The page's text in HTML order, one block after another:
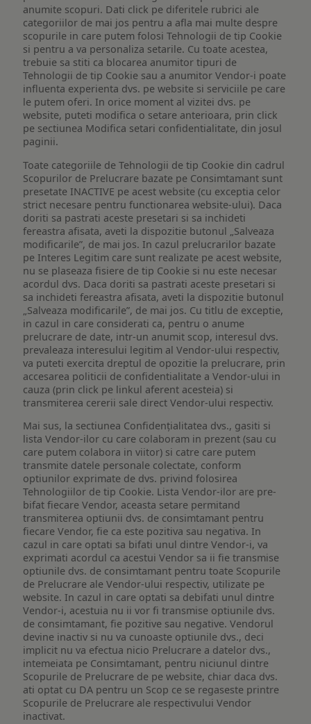
anumite scopuri. Dati click pe diferitele rubrici ale
categoriilor de mai jos pentru a afla mai multe despre
scopurile in care putem folosi Tehnologii de tip Cookie
si pentru a va personaliza setarile. Cu toate acestea,
trebuie sa stiti ca blocarea anumitor tipuri de
Tehnologii de tip Cookie sau a anumitor Vendor-i poate
influenta experienta dvs. pe website si serviciile pe care
le putem oferi. In orice moment al vizitei dvs. pe
website, puteti modifica o setare anterioara, prin click
pe sectiunea Modifica setari confidentialitate, din josul
paginii.
Toate categoriile de Tehnologii de tip Cookie din cadrul
Scopurilor de Prelucrare bazate pe Consimtamant sunt
presetate INACTIVE pe acest website (cu exceptia celor
strict necesare pentru functionarea website-ului). Daca
doriti sa pastrati aceste presetari si sa inchideti
fereastra afisata, aveti la dispozitie butonul „Salveaza
modificarile”, de mai jos. In cazul prelucrarilor bazate
pe Interes Legitim care sunt realizate pe acest website,
nu se plaseaza fisiere de tip Cookie si nu este necesar
acordul dvs. Daca doriti sa pastrati aceste presetari si
sa inchideti fereastra afisata, aveti la dispozitie butonul
„Salveaza modificarile”, de mai jos. Cu titlu de exceptie,
in cazul in care considerati ca, pentru o anume
prelucrare de date, intr-un anumit scop, interesul dvs.
prevaleaza interesului legitim al Vendor-ului respectiv,
va puteti exercita dreptul de opozitie la prelucrare, prin
accesarea politicii de confidentialitate a Vendor-ului in
cauza (prin click pe linkul aferent acesteia) si
transmiterea cererii sale direct Vendor-ului respectiv.
Mai sus, la sectiunea Confidențialitatea dvs., gasiti si
lista Vendor-ilor cu care colaboram in prezent (sau cu
care putem colabora in viitor) si catre care putem
transmite datele personale colectate, conform
optiunilor exprimate de dvs. privind folosirea
Tehnologiilor de tip Cookie. Lista Vendor-ilor are pre-
bifat fiecare Vendor, aceasta setare permitand
transmiterea optiunii dvs. de consimtamant pentru
fiecare Vendor, fie ca este pozitiva sau negativa. In
cazul in care optati sa bifati unul dintre Vendor-i, va
exprimati acordul ca acestui Vendor sa ii fie transmise
optiunile dvs. de consimtamant pentru toate Scopurile
de Prelucrare ale Vendor-ului respectiv, utilizate pe
website. In cazul in care optati sa debifati unul dintre
Vendor-i, acestuia nu ii vor fi transmise optiunile dvs.
de consimtamant, fie pozitive sau negative. Vendorul
devine inactiv si nu va cunoaste optiunile dvs., deci
implicit nu va efectua nicio Prelucrare a datelor dvs.,
intemeiata pe Consimtamant, pentru niciunul dintre
Scopurile de Prelucrare de pe website, chiar daca dvs.
ati optat cu DA pentru un Scop ce se regaseste printre
Scopurile de Prelucrare ale respectivului Vendor
inactivat.